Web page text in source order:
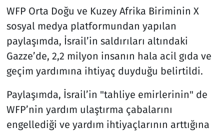
WFP Orta Doğu ve Kuzey Afrika Biriminin X
sosyal medya platformundan yapılan
paylaşımda, İsrail’in saldırıları altındaki
Gazze’de, 2,2 milyon insanın hala acil gıda ve
geçim yardımına ihtiyaç duyduğu belirtildi.
Paylaşımda, İsrail’in "tahliye emirlerinin" de
WFP’nin yardım ulaştırma çabalarını
engellediği ve yardım ihtiyaçlarının arttığına
Teknoloji ve Bilim
Televizyon